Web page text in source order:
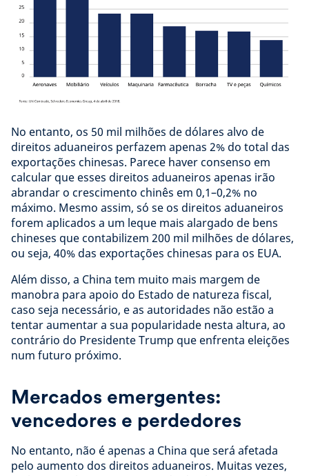
No entanto, os 50 mil milhões de dólares alvo de
direitos aduaneiros perfazem apenas 2% do total das
exportações chinesas. Parece haver consenso em
calcular que esses direitos aduaneiros apenas irão
abrandar o crescimento chinês em 0,1–0,2% no
máximo. Mesmo assim, só se os direitos aduaneiros
forem aplicados a um leque mais alargado de bens
chineses que contabilizem 200 mil milhões de dólares,
ou seja, 40% das exportações chinesas para os EUA.
Além disso, a China tem muito mais margem de
manobra para apoio do Estado de natureza fiscal,
caso seja necessário, e as autoridades não estão a
tentar aumentar a sua popularidade nesta altura, ao
contrário do Presidente Trump que enfrenta eleições
num futuro próximo.
Mercados emergentes:
vencedores e perdedores
No entanto, não é apenas a China que será afetada
pelo aumento dos direitos aduaneiros. Muitas vezes,